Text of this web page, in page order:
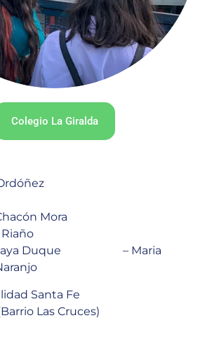
Colegio La Giralda
Mora
Duque – Maria
Santa Fe
Las Cruces)